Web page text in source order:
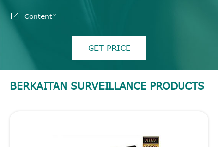

GET PRICE
BERKAITAN SURVEILLANCE PRODUCTS